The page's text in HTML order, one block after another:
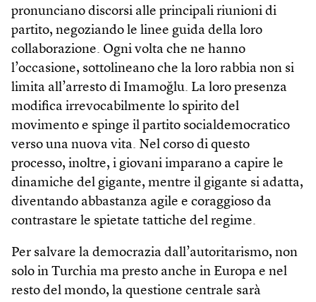
pronunciano discorsi alle principali riunioni di
partito, negoziando le linee guida della loro
collaborazione. Ogni volta che ne hanno
l’occasione, sottolineano che la loro rabbia non si
limita all’arresto di Imamoğlu. La loro presenza
modifica irrevocabilmente lo spirito del
movimento e spinge il partito socialdemocratico
verso una nuova vita. Nel corso di questo
processo, inoltre, i giovani imparano a capire le
dinamiche del gigante, mentre il gigante si adatta,
diventando abbastanza agile e coraggioso da
contrastare le spietate tattiche del regime.
Per salvare la democrazia dall’autoritarismo, non
solo in Turchia ma presto anche in Europa e nel
resto del mondo, la questione centrale sarà